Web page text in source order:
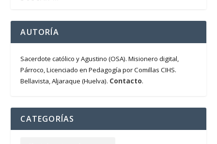
AUTORÍA
Sacerdote católico y Agustino (OSA). Misionero digital,
Párroco, Licenciado en Pedagogía por Comillas CIHS.
Bellavista, Aljaraque (Huelva). Contacto.
CATEGORÍAS